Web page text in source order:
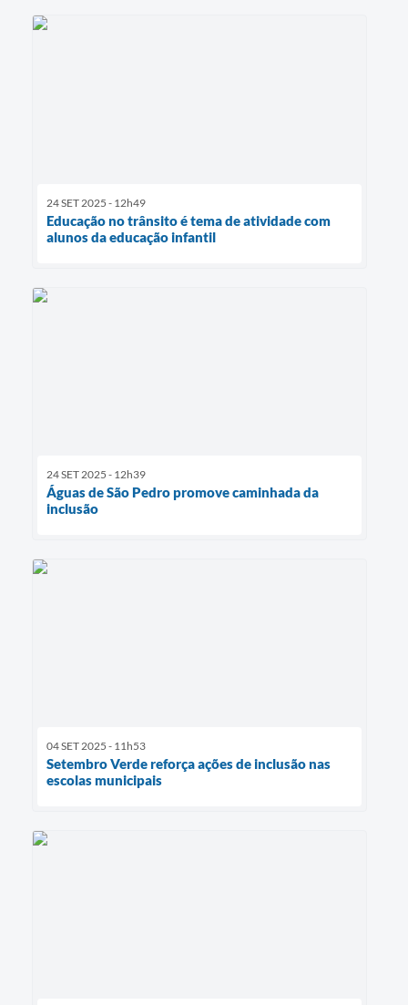
24 SET 2025 - 12h49
Educação no trânsito é tema de atividade com
alunos da educação infantil
24 SET 2025 - 12h39
Águas de São Pedro promove caminhada da
inclusão
04 SET 2025 - 11h53
Setembro Verde reforça ações de inclusão nas
escolas municipais